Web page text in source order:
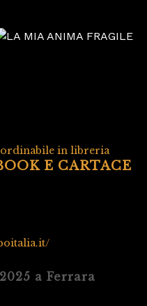
in libreria
E CARTACE
a Ferrara